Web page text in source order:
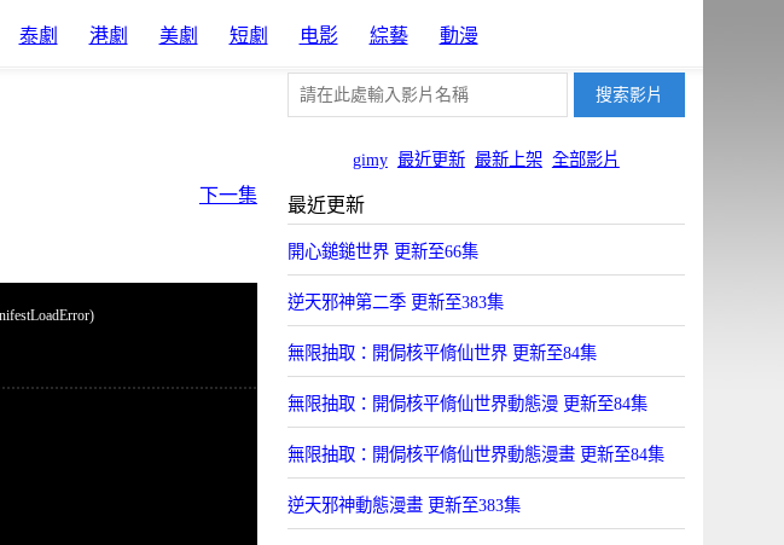
泰劇 港劇 美劇 短劇 电影 綜藝 動漫
gimy 最近更新 最新上架 全部影片
下一集 最近更新
開心鎚鎚世界 更新至66集
逆天邪神第二季 更新至383集
無限抽取：開侷核平脩仙世界 更新至84集
無限抽取：開侷核平脩仙世界動態漫 更新至84集
無限抽取：開侷核平脩仙世界動態漫畫 更新至84集
逆天邪神動態漫畫 更新至383集